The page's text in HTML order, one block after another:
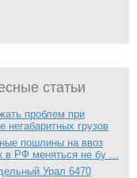
статьи
проблем при
негабаритных грузов
пошлины на ввоз
в РФ меняться не бу ...
Урал 6470